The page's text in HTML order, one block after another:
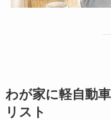
わが家に軽自動
リスト